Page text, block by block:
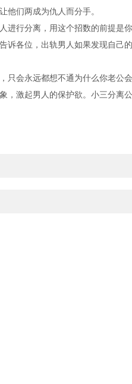
他们两成为仇人而分手。
进行分离，用这个招数的前提是
告诉各位，出轨男人如果发现自己
只会永远都想不通为什么你老公
，激起男人的保护欲。小三分离